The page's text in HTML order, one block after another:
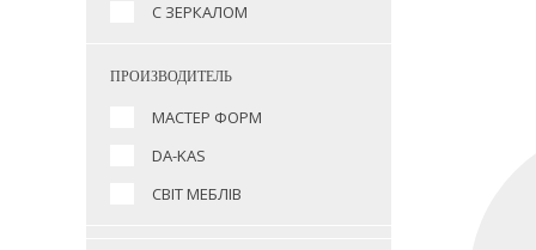
С ЗЕРКАЛОМ
ПРОИЗВОДИТЕЛЬ
МАСТЕР ФОРМ
DA-KAS
СВІТ МЕБЛІВ